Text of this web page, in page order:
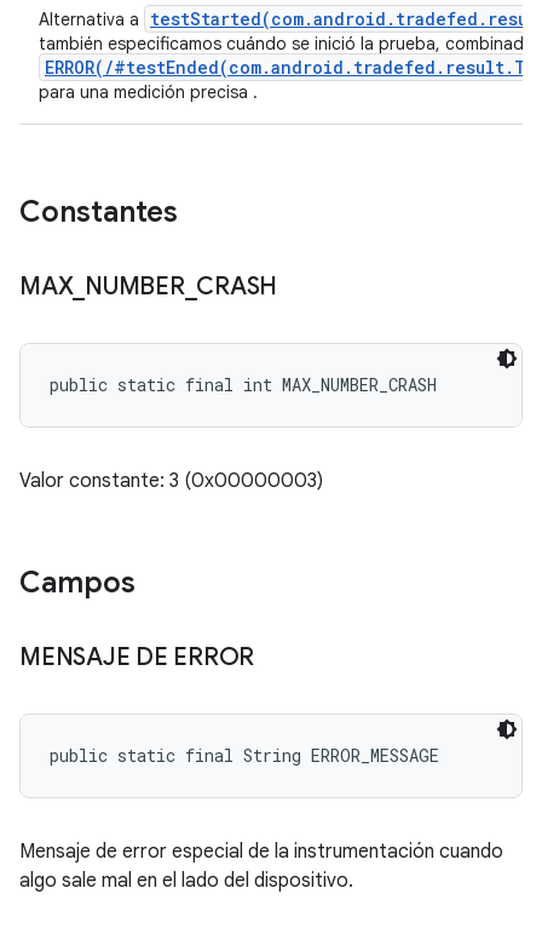
Alternativa a
también especificamos cuándo se inició la prueba, combinado
ERROR(/
para una medición precisa .
Constantes
MAX_ NUMBER_ CRASH
public static final int MAX_NUMBER_CRASH
Valor constante: 3 (0x00000003)
Campos
MENSAJE DE ERROR
public static final String ERROR_MESSAGE
Mensaje de error especial de la instrumentación cuando
algo sale mal en el lado del dispositivo.